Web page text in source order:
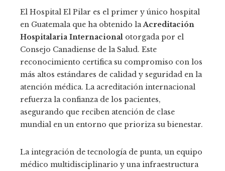
El Hospital El Pilar es el primer y único hospital
en Guatemala que ha obtenido laAcreditación
Hospitalaria Internacional otorgada por el
Consejo Canadiense de la Salud. Este
reconocimiento certifica su compromiso con los
más altos estándares de calidad y seguridad en la
atención médica. La acreditación internacional
refuerza la confianza de los pacientes,
asegurando que reciben atención de clase
mundial en un entorno que prioriza su bienestar.
La integración de tecnología de punta, un equipo
médico multidisciplinario y una infraestructura